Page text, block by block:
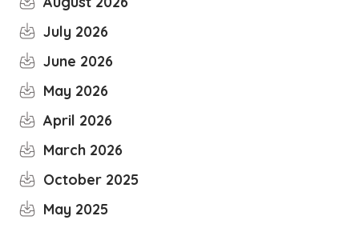
July 2026
June 2026
May 2026
April 2026
March 2026
October 2025
May 2025